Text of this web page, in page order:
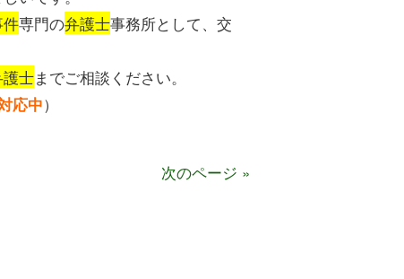
専門の弁護士事務所として、交
士までご相談ください。
応中）
次のページ »